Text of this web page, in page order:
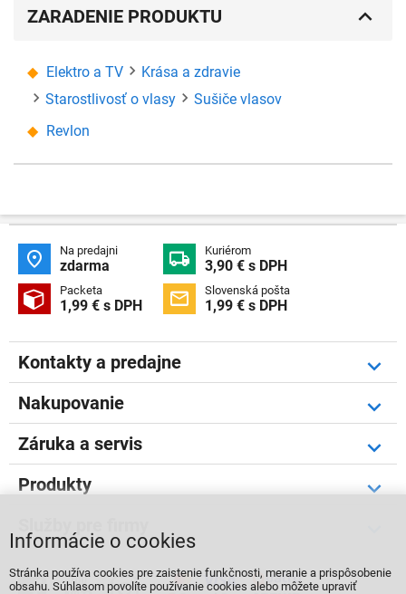
ZARADENIE PRODUKTU
Elektro a TV
Krása a zdravie
Starostlivosť o vlasy
Sušiče vlasov
Revlon
 Na predajni
zdarma  Kuriérom
3,90 € s DPH
 Packeta
1,99 € s DPH  Slovenská pošta
1,99 € s DPH
Kontakty a predajne
Nakupovanie
Záruka a servis
Produkty
Informácie o cookies
Stránka používa cookies pre zaistenie funkčnosti, meranie a prispôsobenie
obsahu. Súhlasom povolíte používanie cookies alebo môžete upraviť